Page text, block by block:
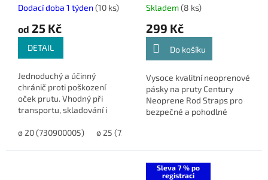
Dodací doba 1 týden (10 ks)
od 25 Kč
DETAIL
Jednoduchý a účinný
chránič proti poškození
oček prutu. Vhodný při
transportu, skladování i
prasknutí keramiky uvnitř
ø 20 (730900005) ø 25 (730900004)
Skladem(8 ks)
299 Kč
Do košíku
Vysoce kvalitní neoprenové
pásky na pruty Century
Neoprene Rod Straps pro
bezpečné a pohodlné
Sleva 7 % po
registraci